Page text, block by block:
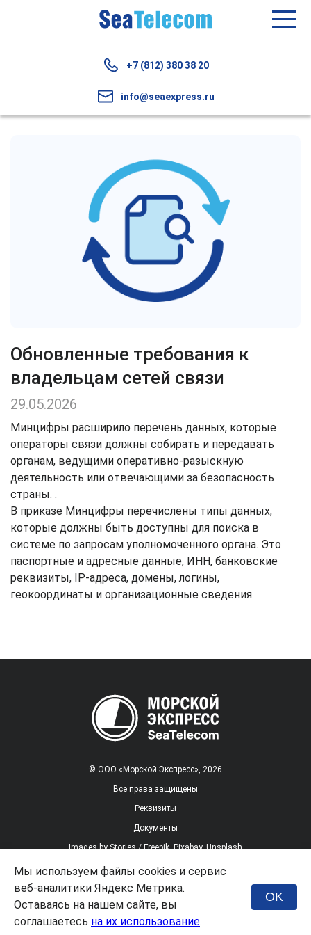
+7 (812) 380 38 20
info@seaexpress.ru
Обновленные требования к
владельцам сетей связи
29.05.2026
Минцифры расширило перечень данных, которые
операторы связи должны собирать и передавать
органам, ведущими оперативно-разыскную
деятельность или отвечающими за безопасность
страны. .
В приказе Минцифры перечислены типы данных,
которые должны быть доступны для поиска в
системе по запросам уполномоченного органа. Это
паспортные и адресные данные, ИНН, банковские
реквизиты, IP-адреса, домены, логины,
геокоординаты и организационные сведения.
© ООО «Морской Экспресс», 2026
Все права защищены
Реквизиты
Документы
Images byStories / Freepik,Pixabay,Unsplash
Заказать услугу
Мы используем файлы cookies и сервис
веб-аналитики Яндекс Метрика.
Оставаясь на нашем сайте, вы
соглашаетесь на их использование.
OK